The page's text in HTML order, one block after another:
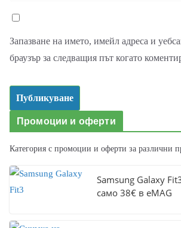
Запазване на името, имейл адреса и
браузър за следващия път когато
Промоции и оферти
Категория с промоции и оферти за различни
Samsung Galaxy
само 38€ в eMAG